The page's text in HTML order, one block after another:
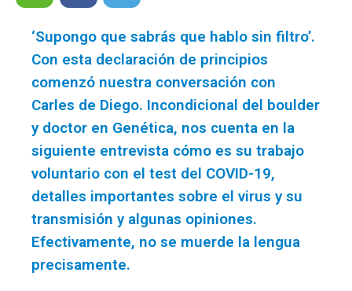
‘Supongo que sabrás que hablo sin filtro’.
Con esta declaración de principios
comenzó nuestra conversación con
Carles de Diego. Incondicional del boulder
y doctor en Genética, nos cuenta en la
siguiente entrevista cómo es su trabajo
voluntario con el test del COVID-19,
detalles importantes sobre el virus y su
transmisión y algunas opiniones.
Efectivamente, no se muerde la lengua
precisamente.